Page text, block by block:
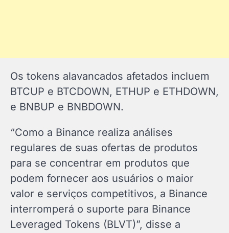
Os tokens alavancados afetados incluem
BTCUP e BTCDOWN, ETHUP e ETHDOWN,
e BNBUP e BNBDOWN.
“Como a Binance realiza análises
regulares de suas ofertas de produtos
para se concentrar em produtos que
podem fornecer aos usuários o maior
valor e serviços competitivos, a Binance
interromperá o suporte para Binance
Leveraged Tokens (BLVT)”, disse a